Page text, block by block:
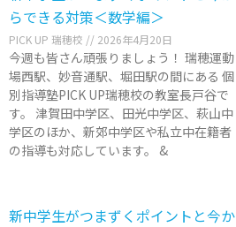
らできる対策＜数学編＞
PICK UP 瑞穂校 2026年4月20日
今週も皆さん頑張りましょう！ 瑞穂運動
場西駅、妙音通駅、堀田駅の間にある 個
別指導塾PICK UP瑞穂校の教室長戸谷で
す。 津賀田中学区、田光中学区、萩山中
学区のほか、新郊中学区や私立中在籍者
の指導も対応しています。 &
新中学生がつまずくポイントと今か